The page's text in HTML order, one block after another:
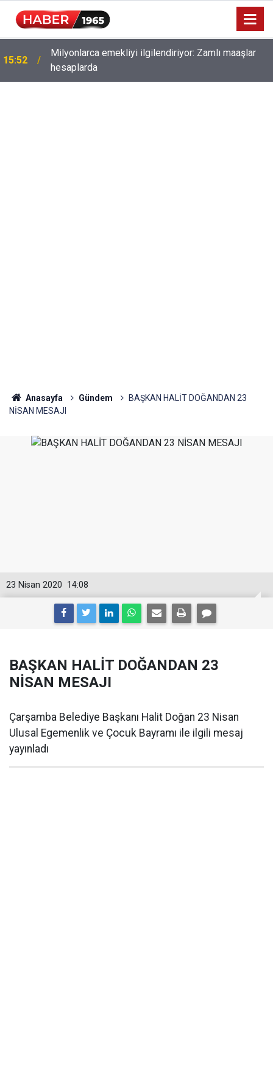
15:52
Milyonlarca emekliyi ilgilendiriyor: Zamlı maaşlar
hesaplarda
Anasayfa Gündem
BAŞKAN HALİT DOĞANDAN 23
NİSAN MESAJI
14:08
23 Nisan 2020
BAŞKAN HALİT DOĞANDAN 23
NİSAN MESAJI
Çarşamba Belediye Başkanı Halit Doğan 23 Nisan
Ulusal Egemenlik ve Çocuk Bayramı ile ilgili mesaj
yayınladı